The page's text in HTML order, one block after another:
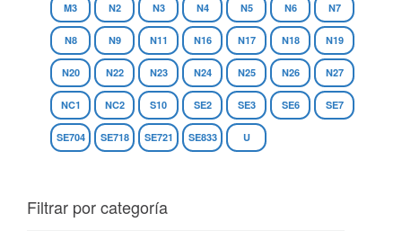
M3 N2 N3 N4 N5 N6 N7
N8 N9 N11 N16 N17 N18 N19
N20 N22 N23 N24 N25 N26 N27
NC1 NC2 S10 SE2 SE3 SE6 SE7
SE704 SE718 SE721 SE833 U
Filtrar por categoría